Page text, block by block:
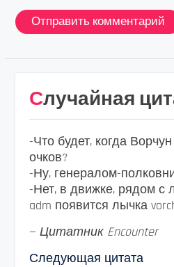
Случайная
-Что будет, когда
очков?
-Ну, генералом-
-Нет, в движке, рядом с
adm появится лычка
— Цитатник Encounter
Следующая цитата